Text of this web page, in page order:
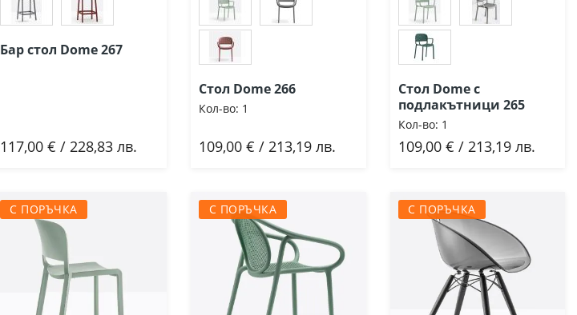
Бар стол Dome 267
117,00 € / 228,83 лв.
Добави
Стол Dome 266
Кол-во: 1
109,00 € / 213,19 лв.
Добави
Стол Dome с
подлакътници 265
Кол-во: 1
109,00 € / 213,19 лв.
Добави
С ПОРЪЧКА С ПОРЪЧКА С ПОРЪЧКА